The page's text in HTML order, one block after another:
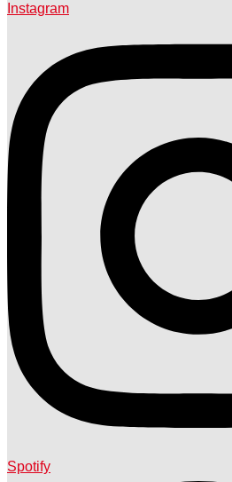
Instagram
Spotify